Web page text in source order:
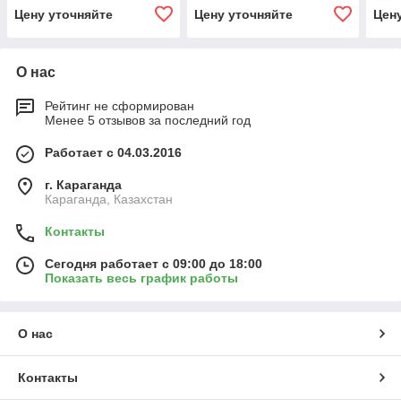
Цену уточняйте Цену уточняйте
О нас
Рейтинг не сформирован
Менее 5 отзывов за последний год
Работает с 04.03.2016
г. Караганда
Караганда, Казахстан
Контакты
Сегодня работает с 09:00 до 18:00
Показать весь график работы
О нас
Контакты